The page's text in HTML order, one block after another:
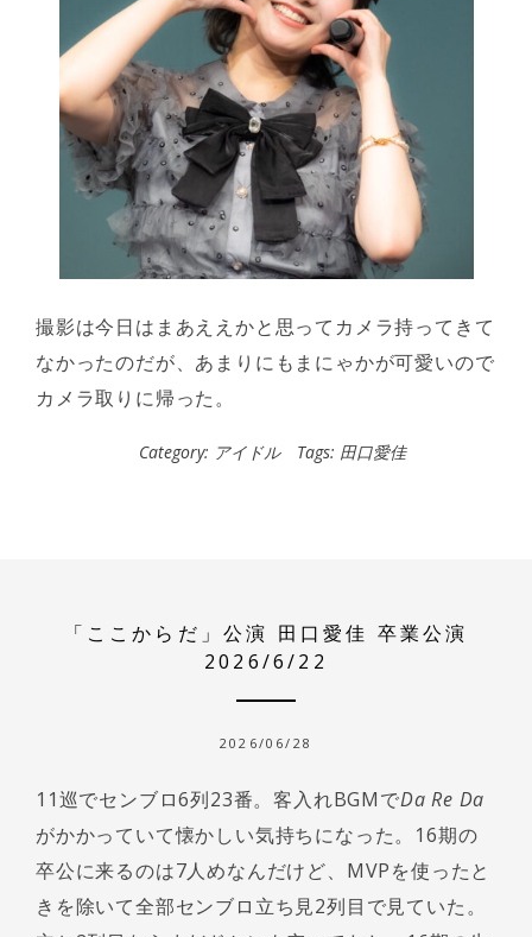
撮影は今日はまあええかと思ってカメラ持ってきて
なかったのだが、あまりにもまにゃかが可愛いので
カメラ取りに帰った。
Category: アイドル Tags: 田口愛佳
「ここからだ」公演 田口愛佳 卒業公演
2026/6/22
2026/06/28
11巡でセンブロ6列23番。客入れBGMでDa Re Da
がかかっていて懐かしい気持ちになった。16期の
卒公に来るのは7人めなんだけど、MVPを使ったと
きを除いて全部センブロ立ち見2列目で見ていた。